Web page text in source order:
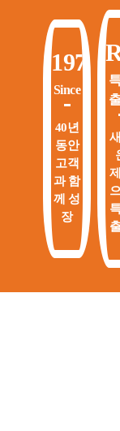
1978
Since
40년
동안
고객
과 함
께 성
장